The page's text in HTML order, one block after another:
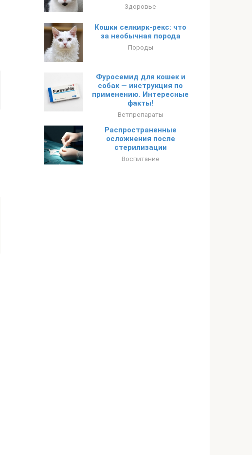
Здоровье
Кошки селкирк-рекс: что
за необычная порода
Породы
Фуросемид для кошек и
собак — инструкция по
применению. Интересные
факты!
Ветпрепараты
Распространенные
осложнения после
стерилизации
Воспитание